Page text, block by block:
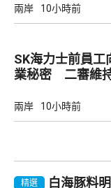
兩岸 10小時前
SK海力士前員工
業秘密 二審維
兩岸 10小時前
精選
白海豚料